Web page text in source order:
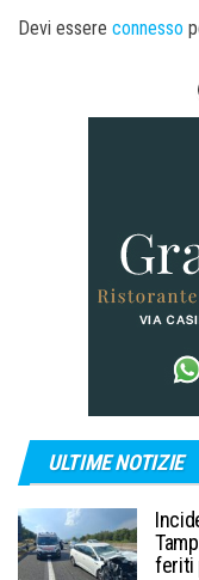
Devi essere connesso
ULTIME NOTIZIE
feriti